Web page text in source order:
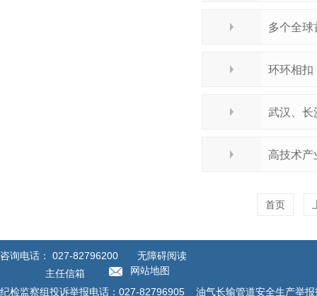
多个全球
环环相扣
武汉、长
高技术产
首页
咨询电话： 027-82796200
无障碍阅读
主任信箱
网站地图
纪检监察组投诉举报电话：027-82796905 油气长输管道安全生产举